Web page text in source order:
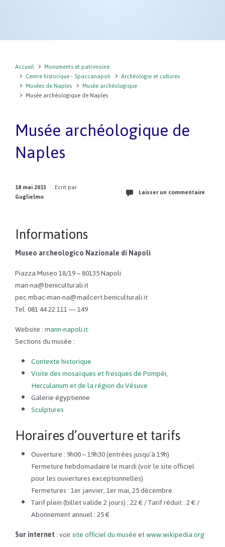
Accueil
Monuments et patrimoine
Centre historique - Spaccanapoli
Archéologie et cultures
Musées de Naples
Musée archéologique
Musée archéologique de Naples
Musée archéologique de
Naples
18 mai 2013
Ecrit par
Guglielmo
Laisser un commentaire
Informations
Museo archeologico Nazionale di Napoli
Piazza Museo 18/19 – 80135 Napoli
man-na@beniculturali.it
pec mbac-man-na@mailcert.beniculturali.it
Tel. 081 44 22 111 — 149
Website :mann-napoli.it
Sections du musée :
Contexte historique
Visite des mosaïques et fresques de Pompéi,
Herculanum et de la région du Vésuve
Galerie égyptienne
Sculptures
Horaires d’ouverture et tarifs
Ouverture : 9h00 – 19h30 (entrées jusqu’à 19h)
Fermeture hebdomadaire le mardi (voir le site officiel
pour les ouvertures exceptionnelles)
Fermetures : 1er janvier, 1er mai, 25 décembre.
Tarif plein (billet valide 2 jours) : 22 € / Tarif réduit : 2 € /
Abonnement annuel : 25 €
Sur internet: voirsite officiel du muséeetwww.wikipedia.org